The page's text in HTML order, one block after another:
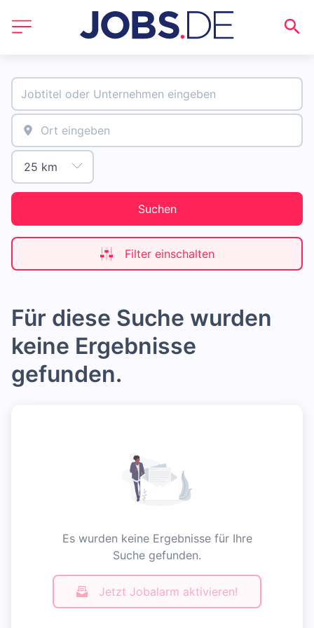
Suchen
Filter einschalten
Für diese Suche wurden
keine Ergebnisse
gefunden.
Es wurden keine Ergebnisse für Ihre
Suche gefunden.
Jetzt Jobalarm aktivieren!